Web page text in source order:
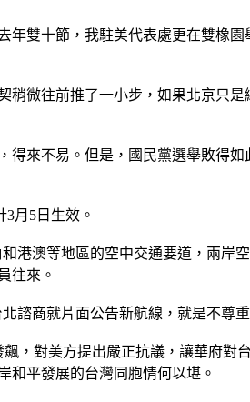
雙十節，我駐美代表處更在雙橡園
稍微往前推了一小步，如果北京只
得來不易。但是，國民黨選舉敗得
月5日生效。
港澳等地區的空中交通要道，兩岸
往來。
諮商就片面公告新航線，就是不尊
，對美方提出嚴正抗議，讓華府對
和平發展的台灣同胞情何以堪。